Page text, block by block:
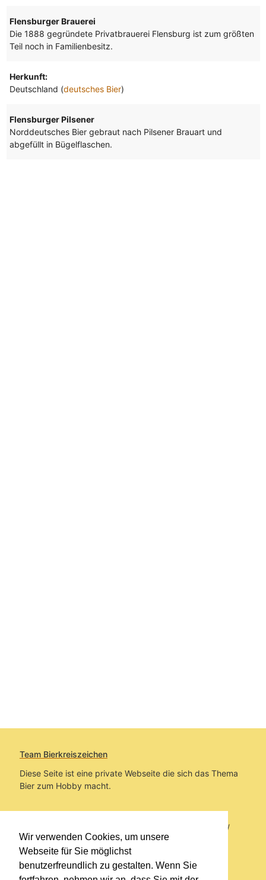
Wir verwenden Cookies, um unsere
Webseite für Sie möglichst
benutzerfreundlich zu gestalten. Wenn Sie
Flensburger Brauerei
Die 1888 gegründete Privatbrauerei Flensburg ist zum größten
Teil noch in Familienbesitz.
Herkunft:
Deutschland (deutsches Bier)
Flensburger Pilsener
Norddeutsches Bier gebraut nach Pilsener Brauart und
abgefüllt in Bügelflaschen.
Team Bierkreiszeichen
Diese Seite ist eine private Webseite die sich das Thema
Bier zum Hobby macht.
Sie befinden sich auf https://www.bierkreiszeichen.at/
im Pfad:Bierkreiszeichen/Gesammelte Biere
Erstellt: 2026-08-06